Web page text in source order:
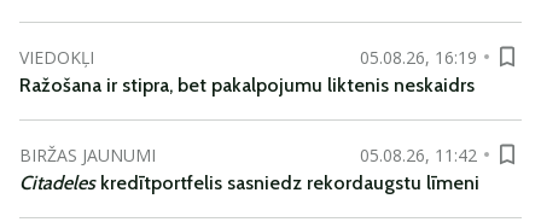
VIEDOKĻI
05.08.26, 16:19
Ražošana ir stipra, bet pakalpojumu liktenis neskaidrs
BIRŽAS JAUNUMI
05.08.26, 11:42
Citadeleskredītportfelis sasniedz rekordaugstu līmeni